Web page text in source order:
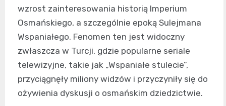
wzrost zainteresowania historią Imperium
Osmańskiego, a szczególnie epoką Sulejmana
Wspaniałego. Fenomen ten jest widoczny
zwłaszcza w Turcji, gdzie popularne seriale
telewizyjne, takie jak „Wspaniałe stulecie”,
przyciągnęły miliony widzów i przyczyniły się do
ożywienia dyskusji o osmańskim dziedzictwie.